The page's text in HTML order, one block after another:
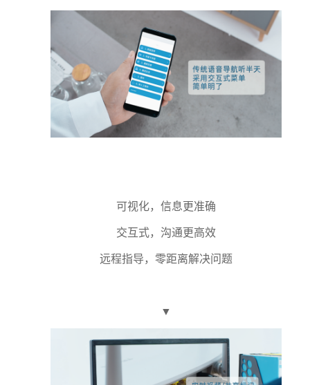
可视化，信息更准确
交互式，沟通更高效
远程指导，零距离解决问题
▼